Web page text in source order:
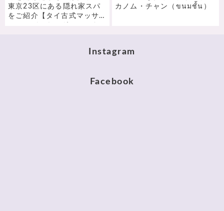
東京23区にある隠れ家スパ
をご紹介【タイ古式マッサ
カノム・チャン（ขนมชั้น）
Instagram
Facebook